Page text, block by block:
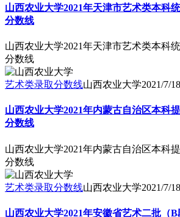
山西农业大学2021年天津市艺术类本科
分数线
山西农业大学2021年天津市艺术类本科
分数线
艺术类录取分数线山西农业大学2021/7/18
山西农业大学2021年内蒙古自治区本科
分数线
山西农业大学2021年内蒙古自治区本科
分数线
艺术类录取分数线山西农业大学2021/7/18
山西农业大学2021年安徽省艺术二批（